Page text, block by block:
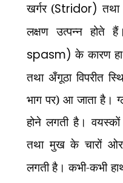
खर्गर (Stridor)तथा
लक्षण उत्पन्न होते
spasm)के कारण
तथा अँगूठा विपरीत
भाग पर) आ जाता है।
होने लगती है।
तथा मुख के चारों
लगती है। कभी-कभी